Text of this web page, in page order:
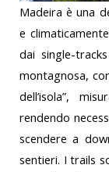
Madeira è una
e
dai single-
montagnosa,
dell’isola”,
rendendo
scendere a
sentieri. I trails